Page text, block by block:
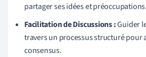
partager ses idées et préoccupations.
Facilitation de Discussions :Guider
travers un processus structuré pour
consensus.